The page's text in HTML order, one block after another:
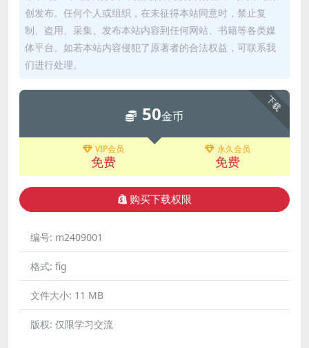
创发布。任何个人或组织，在未征得本站同意时，禁止复
制、盗用、采集、发布本站内容到任何网站、书籍等各类媒
体平台。如若本站内容侵犯了原著者的合法权益，可联系我
们进行处理。
下载
50金币
VIP会员
免费
永久会员
免费
购买下载权限
编号: m2409001
格式: fig
文件大小: 11 MB
版权: 仅限学习交流